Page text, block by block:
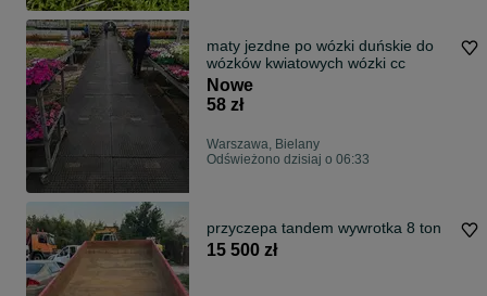
maty jezdne po wózki duńskie do
wózków kwiatowych wózki cc
Nowe
58 zł
Warszawa, Bielany
Odświeżono dzisiaj o 06:33
przyczepa tandem wywrotka 8 ton
15 500 zł